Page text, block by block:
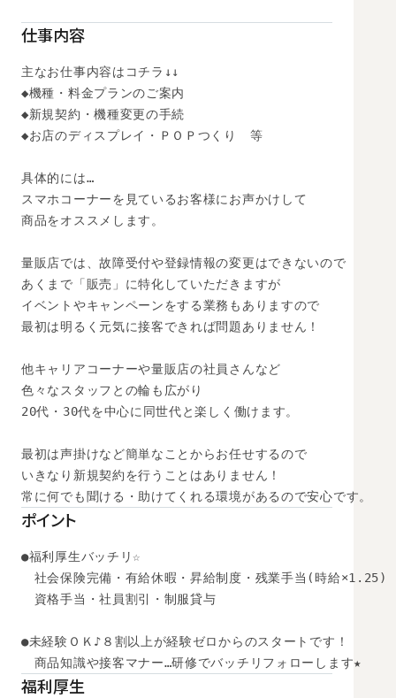
仕事内容
主なお仕事内容はコチラ↓↓
◆機種・料金プランのご案内
◆新規契約・機種変更の手続
◆お店のディスプレイ・ＰＯＰつくり　等
具体的には…
スマホコーナーを見ているお客様にお声かけして
商品をオススメします。
量販店では、故障受付や登録情報の変更はできないので
あくまで「販売」に特化していただきますが
イベントやキャンペーンをする業務もありますので
最初は明るく元気に接客できれば問題ありません！
他キャリアコーナーや量販店の社員さんなど
色々なスタッフとの輪も広がり
20代・30代を中心に同世代と楽しく働けます。
最初は声掛けなど簡単なことからお任せするので
いきなり新規契約を行うことはありません！
常に何でも聞ける・助けてくれる環境があるので安心です。
ポイント
●福利厚生バッチリ☆
社会保険完備・有給休暇・昇給制度・残業手当(時給×1.25)
資格手当・社員割引・制服貸与
●未経験ＯＫ♪８割以上が経験ゼロからのスタートです！
商品知識や接客マナー…研修でバッチリフォローします★
福利厚生